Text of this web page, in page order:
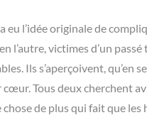
eu l’idée originale de
l’autre, victimes d’un
Ils s’aperçoivent, qu’en
Tous deux cherchent
de plus qui fait que